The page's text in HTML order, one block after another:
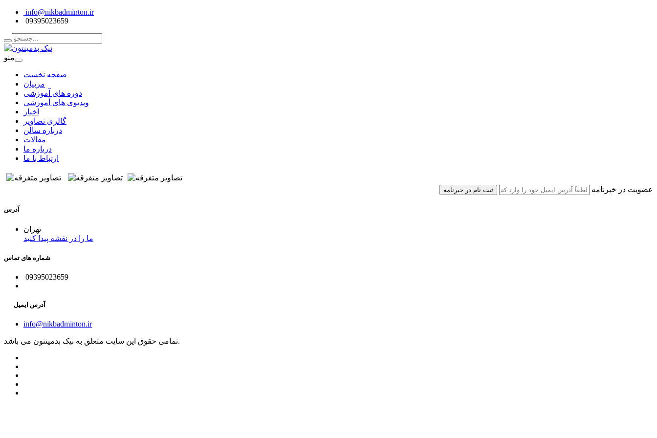
info@nikbadminton.ir
09395023659
منو
صفحه نخست
مربیان
دوره های آموزشی
ویدیوی های آموزشی
اخبار
گالری تصاویر
درباره سالن
مقالات
درباره ما
ارتباط با ما
عضویت در خبرنامه
آدرس
تهران
ما را در نقشه پیدا کنید
شماره های تماس
09395023659
آدرس ایمیل
info@nikbadminton.ir
تمامی حقوق این سایت متعلق به نیک بدمینتون می باشد.